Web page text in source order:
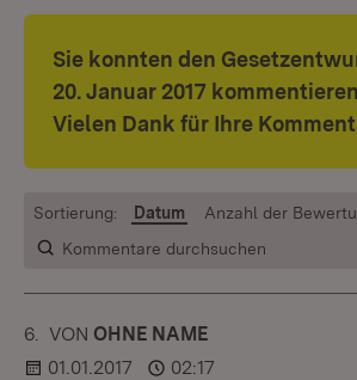
Sie konnten den
20. Januar 2017
Vielen Dank für Ihre
Kommentare durchsuchen
Sortierung: Datum Anzahl der
6. KOMMENTAR
VON :OHNE NAME
01.01.2017
02:17